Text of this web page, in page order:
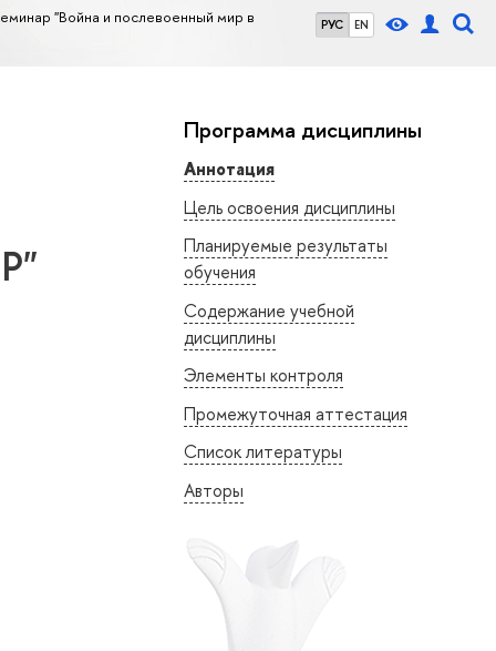
РУС EN
"Война и послевоенный мир в
Программа дисциплины
Аннотация
Цель освоения дисциплины
Планируемые результаты
обучения
Содержание учебной
дисциплины
Элементы контроля
Промежуточная аттестация
Список литературы
Авторы